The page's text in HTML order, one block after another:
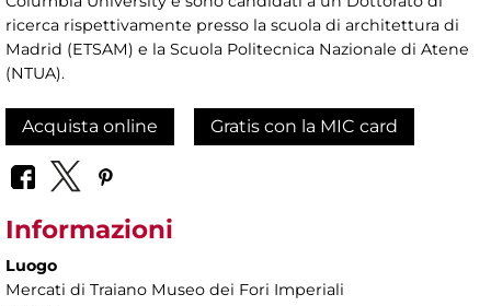
ricerca rispettivamente presso la scuola di architettura di
Madrid (ETSAM) e la Scuola Politecnica Nazionale di Atene
(NTUA).
Acquista online Gratis con la MIC card
Informazioni
Luogo
Mercati di Traiano Museo dei Fori Imperiali